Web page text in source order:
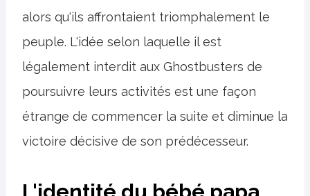
alors qu'ils affrontaient triomphalement le
peuple. L'idée selon laquelle il est
légalement interdit aux Ghostbusters de
poursuivre leurs activités est une façon
étrange de commencer la suite et diminue la
victoire décisive de son prédécesseur.
L'identité du bébé papa